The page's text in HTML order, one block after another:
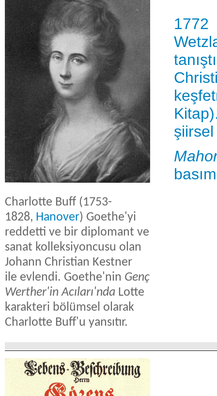
1772
şiirsel
Charlotte Buff (1753-
1828, Hanover) Goethe'yi
reddetti ve bir diplomant ve
sanat kolleksiyoncusu olan
Johann Christian Kestner
ile evlendi. Goethe'nin Genç
Werther'in Acıları'nda Lotte
karakteri bölümsel olarak
Charlotte Buff'u yansıtır.